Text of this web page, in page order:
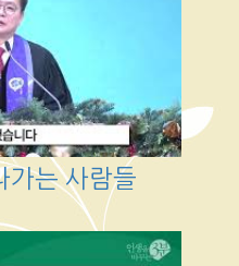
가는 사람들